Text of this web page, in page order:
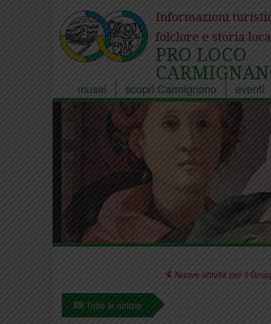
Informazioni
folclore e storia
PRO LOCO
musei scopri Carmignano eventi
Nuove attività per il
Tutte le notizie